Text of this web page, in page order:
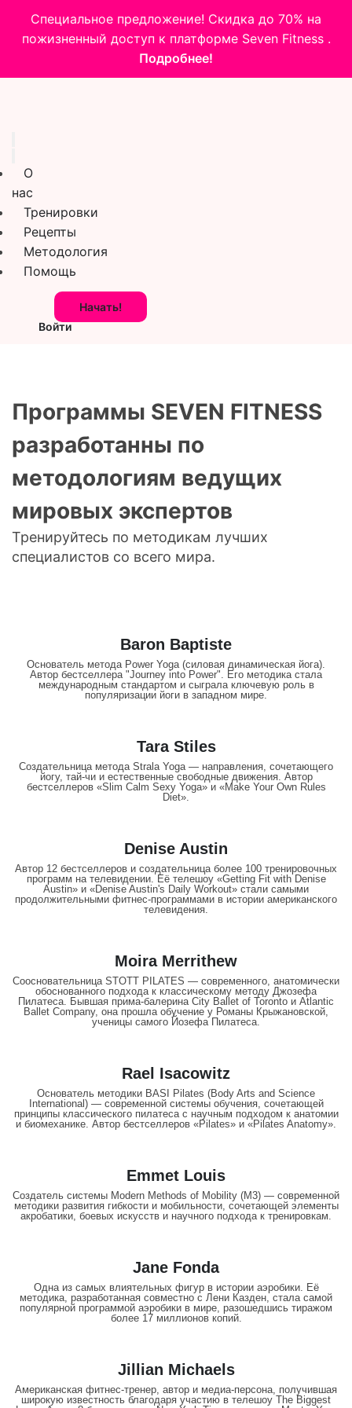
Специальное предложение! Скидка до 70% на
пожизненный доступ к платформе Seven Fitness .
Подробнее!
О
нас
Тренировки
Рецепты
Методология
Помощь
Начать!
Войти
Программы SEVEN FITNESS
разработанны по
методологиям ведущих
мировых экспертов
Тренируйтесь по методикам лучших
специалистов со всего мира.
Baron Baptiste
Основатель метода Power Yoga (силовая динамическая йога).
Автор бестселлера "Journey into Power". Его методика стала
международным стандартом и сыграла ключевую роль в
популяризации йоги в западном мире.
Tara Stiles
Создательница метода Strala Yoga — направления, сочетающего
йогу, тай-чи и естественные свободные движения. Автор
бестселлеров «Slim Calm Sexy Yoga» и «Make Your Own Rules
Diet».
Denise Austin
Автор 12 бестселлеров и создательница более 100 тренировочных
программ на телевидении. Её телешоу «Getting Fit with Denise
Austin» и «Denise Austin's Daily Workout» стали самыми
продолжительными фитнес-программами в истории американского
телевидения.
Moira Merrithew
Соосновательница STOTT PILATES — современного, анатомически
обоснованного подхода к классическому методу Джозефа
Пилатеса. Бывшая прима-балерина City Ballet of Toronto и Atlantic
Ballet Company, она прошла обучение у Романы Крыжанoвской,
ученицы самого Йозефа Пилатеса.
Rael Isacowitz
Основатель методики BASI Pilates (Body Arts and Science
International) — современной системы обучения, сочетающей
принципы классического пилатеса с научным подходом к анатомии
и биомеханике. Автор бестселлеров «Pilates» и «Pilates Anatomy».
Emmet Louis
Создатель системы Modern Methods of Mobility (M3) — современной
методики развития гибкости и мобильности, сочетающей элементы
акробатики, боевых искусств и научного подхода к тренировкам.
Jane Fonda
Одна из самых влиятельных фигур в истории аэробики. Её
методика, разработанная совместно с Лени Казден, стала самой
популярной программой аэробики в мире, разошедшись тиражом
более 17 миллионов копий.
Jillian Michaels
Американская фитнес-тренер, автор и медиа-персона, получившая
широкую известность благодаря участию в телешоу The Biggest